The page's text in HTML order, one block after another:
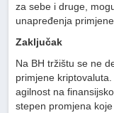
za sebe i druge,
unapređenja
Zaključak
Na BH tržištu se ne
primjene
agilnost na
stepen promjena